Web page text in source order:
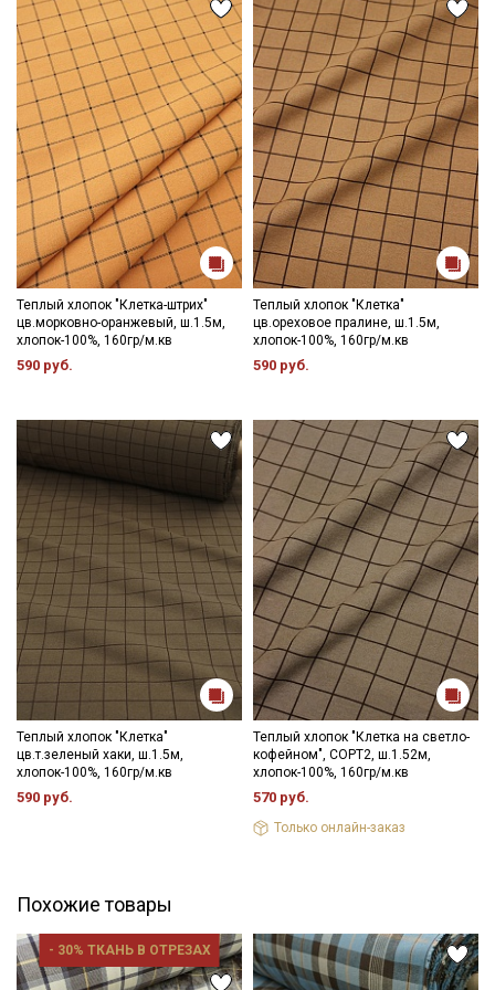
зависимости от партии.
Теплый хлопок "Клетка-штрих"
цв.морковно-оранжевый, ш.1.5м,
хлопок-100%, 160гр/м.кв
590 руб.
Теплый хлопок "Клетка"
цв.ореховое пралине, ш.1.5м,
хлопок-100%, 160гр/м.кв
590 руб.
Теплый хлопок "Клетка"
цв.т.зеленый хаки, ш.1.5м,
хлопок-100%, 160гр/м.кв
590 руб.
Теплый хлопок "Клетка на светло-
кофейном", СОРТ2, ш.1.52м,
хлопок-100%, 160гр/м.кв
570 руб.
Только онлайн-заказ
Похожие товары
- 30% ТКАНЬ В ОТРЕЗАХ
Секретная рассылка от Купава
Мы публикуем здесь дополнительные
промокоды и скидки до 30% на узкие